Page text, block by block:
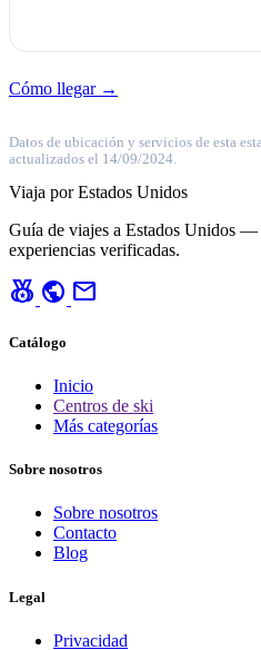
Cómo llegar →
Datos de ubicación y servicios de esta
actualizados el 14/09/2024.
Viaja por Estados Unidos
Guía de viajes a Estados Unidos —
experiencias verificadas.
social_leaderboard public mail
Catálogo
Inicio
Centros de ski
Más categorías
Sobre nosotros
Sobre nosotros
Contacto
Blog
Legal
Privacidad